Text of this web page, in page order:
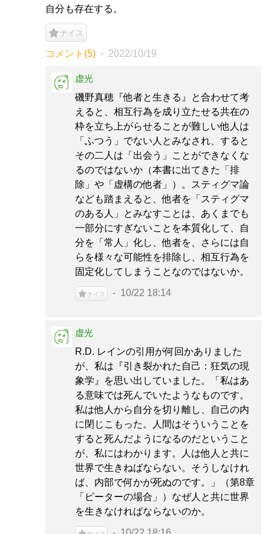
自分も存在する。
ナイス
コメント(5) 2022/10/19
虚光
磯野真穂『他者と生きる』と合わせて考
えると、相互行為を成り立たせる共在の
枠を立ち上がらせることが難しい他人は
「ふつう」でない人とみなされ、すると
その二人は「出会う」ことができなくな
るのではないか（本書に出てきた「排
除」や「虚構の他者」）。スティグマ論
なども踏まえると、他者を「スティグマ
のある人」とみなすことは、あくまでも
一部分にすぎないことを本質化して、自
分を「常人」化し、他者を、さらには自
らを様々な可能性を排除し、相互行為を
固定化してしまうことなのではないか。
ナイス 10/22 18:14
虚光
R.D. レインの引用が何回かありました
が、私は『引き裂かれた自己：狂気の現
象学』を思い出していました。「私はあ
る意味では死んでいたようなものです。
私は他人から自分を切り離し、自己の内
に閉じこもった。人間はそういうことを
すると死んだようになるのだということ
が、私にはわかります。人は他人と共に
世界で生きねばならない。そうしなけれ
ば、内部で何かが死ぬのです。」（第8章
「ピーターの場合」）なぜ人と共に世界
を生きなければならないのか。